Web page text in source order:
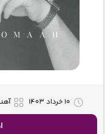
۱۰ خرداد ۱۴۰۳